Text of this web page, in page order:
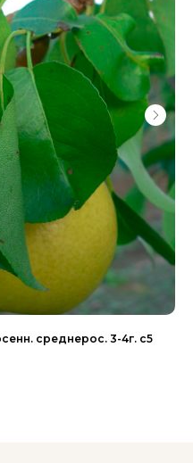
среднерос. 3-4г. с5